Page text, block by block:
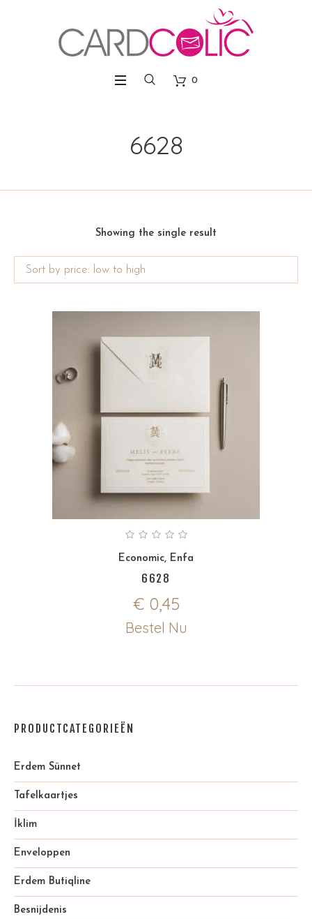
0
6628
Showing the single result
Economic, Enfa
6628
€ 0,45
Bestel Nu
PRODUCTCATEGORIEËN
Erdem Sünnet
Tafelkaartjes
İklim
Enveloppen
Erdem Butiqline
Besnijdenis